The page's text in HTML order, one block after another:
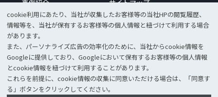
事例紹介
サイトマップ
企業サイトTOP
採用情報
個人情報保護方針
情報セキュリティポリシー
© 2023 JEMS Inc.
cookie利⽤にあたり、当社が収集したお客様等の当社HPの閲覧履歴、
情報等を、当社が保有するお客様等の個⼈情報と紐づけて利⽤する場合
があります。
また、パーソナライズ広告の効率化のために、当社からcookie情報を
Googleに提供しており、Googleにおいて保有するお客様等の個⼈情報
とcookie情報を紐づけて利⽤することがあります。
これらを前提に、cookie情報の収集に同意いただける場合は、「同意す
る」ボタンをクリックしてください。